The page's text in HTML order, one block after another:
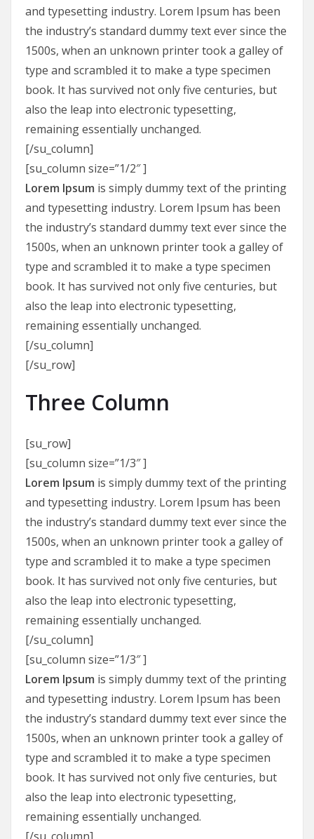
and typesetting industry. Lorem Ipsum has been
the industry’s standard dummy text ever since the
1500s, when an unknown printer took a galley of
type and scrambled it to make a type specimen
book. It has survived not only five centuries, but
also the leap into electronic typesetting,
remaining essentially unchanged.
[/su_column]
[su_column size=”1/2″ ]
Lorem Ipsum is simply dummy text of the printing
and typesetting industry. Lorem Ipsum has been
the industry’s standard dummy text ever since the
1500s, when an unknown printer took a galley of
type and scrambled it to make a type specimen
book. It has survived not only five centuries, but
also the leap into electronic typesetting,
remaining essentially unchanged.
[/su_column]
[/su_row]
Three Column
[su_row]
[su_column size=”1/3″ ]
Lorem Ipsum is simply dummy text of the printing
and typesetting industry. Lorem Ipsum has been
the industry’s standard dummy text ever since the
1500s, when an unknown printer took a galley of
type and scrambled it to make a type specimen
book. It has survived not only five centuries, but
also the leap into electronic typesetting,
remaining essentially unchanged.
[/su_column]
[su_column size=”1/3″ ]
Lorem Ipsum is simply dummy text of the printing
and typesetting industry. Lorem Ipsum has been
the industry’s standard dummy text ever since the
1500s, when an unknown printer took a galley of
type and scrambled it to make a type specimen
book. It has survived not only five centuries, but
also the leap into electronic typesetting,
remaining essentially unchanged.